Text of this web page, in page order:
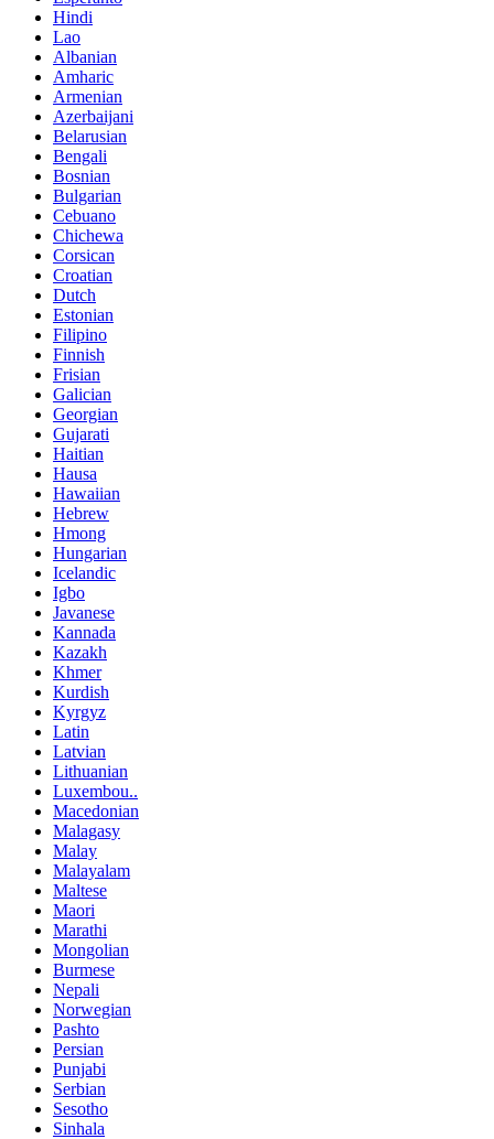
Hindi
Lao
Albanian
Amharic
Armenian
Azerbaijani
Belarusian
Bengali
Bosnian
Bulgarian
Cebuano
Chichewa
Corsican
Croatian
Dutch
Estonian
Filipino
Finnish
Frisian
Galician
Georgian
Gujarati
Haitian
Hausa
Hawaiian
Hebrew
Hmong
Hungarian
Icelandic
Igbo
Javanese
Kannada
Kazakh
Khmer
Kurdish
Kyrgyz
Latin
Latvian
Lithuanian
Luxembou..
Macedonian
Malagasy
Malay
Malayalam
Maltese
Maori
Marathi
Mongolian
Burmese
Nepali
Norwegian
Pashto
Persian
Punjabi
Serbian
Sesotho
Sinhala